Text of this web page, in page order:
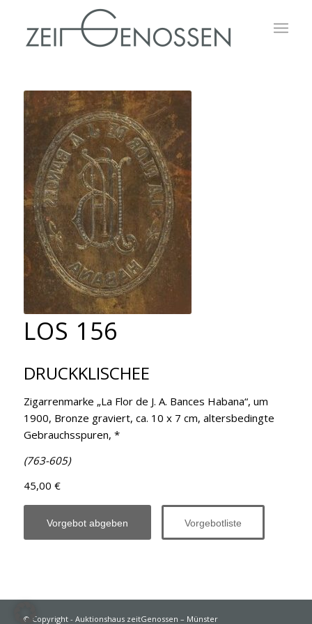
LOS 156
DRUCKKLISCHEE
Zigarrenmarke „La Flor de J. A. Bances Habana“, um
1900, Bronze graviert, ca. 10 x 7 cm, altersbedingte
Gebrauchsspuren, *
(763-605)
45,00 €
Vorgebot abgeben Vorgebotliste
© Copyright - Auktionshaus zeitGenossen – Münster